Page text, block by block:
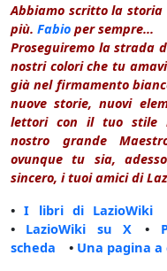
Abbiamo scritto la
più. Fabio per sempre...
Proseguiremo la strada
nostri colori che tu
già nel firmamento
nuove storie, nuovi
lettori con il tuo stile
nostro grande
ovunque tu sia,
sincero, i tuoi amici di
•I libri di LazioWiki
• LazioWiki su X •
scheda • Una pagina a